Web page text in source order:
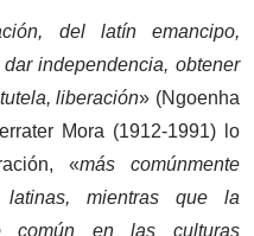
del latín emancipo,
independencia, obtener
liberación» (Ngoenha
Mora (1912-1991) lo
«más comúnmente
mientras que la
común en las culturas